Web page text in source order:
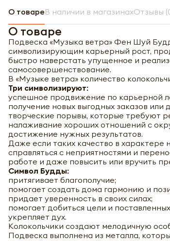
О товареВ наличии в магазинахОтзывы
О товаре
Подвеска «Музыка ветра» Фен Шуй
символизирующим карьерный рост,
быстро наверстать упущенное и
самосовершенствование.
В «Музыке ветра» количество
Три символизируют:
успешное продвижение по карьерной
получение новых выгодных заказов или
творческие порывы, которые требуют
налаживание хороших отношений с
достижение нужных результатов.
Даже если таких качество в характере
справляться с неприятностями и
работе и даже повысить или вручить
Символ Будды:
притягивает благополучие;
помогает создать дома гармонию и
придает уверенность в своих силах;
помогает добиться цели и
укрепляет дух.
Колокольчики создают мелодичную
Подвеска выполнена из металла,